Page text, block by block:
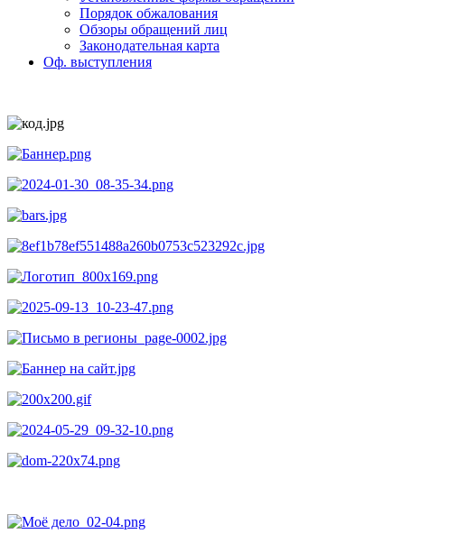
Порядок обжалования
Обзоры обращений лиц
Законодательная карта
Оф. выступления